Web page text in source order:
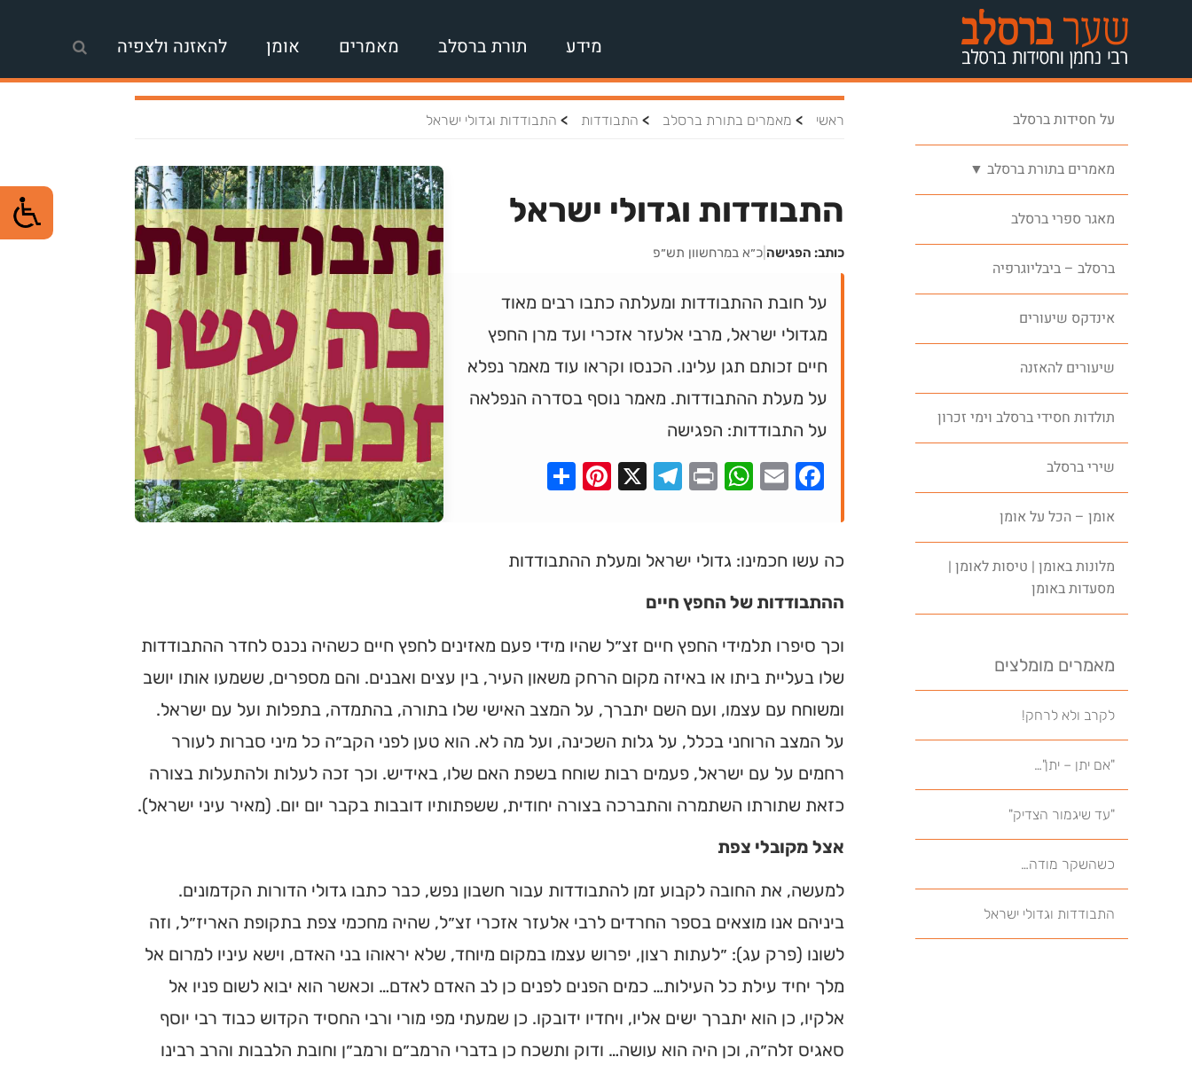
מידע תורת ברסלב מאמרים אומן להאזנה ולצפיה
על חסידות ברסלב
מאמרים בתורת ברסלב ▼
מאגר ספרי ברסלב
ברסלב – ביבליוגרפיה
אינדקס שיעורים
שיעורים להאזנה
תולדות חסידי ברסלב וימי זכרון
שירי ברסלב
אומן – הכל על אומן
מלונות באומן | טיסות לאומן |
מסעדות באומן
מאמרים מומלצים
לקרב ולא לרחק!
"אם יתן – יתן"…
"עד שיגמור הצדיק"
כשהשקר מודה…
התבודדות וגדולי ישראל
ראשי > מאמרים בתורת ברסלב > התבודדות > התבודדות וגדולי ישראל
התבודדות וגדולי ישראל
כותב: הפגישה כ״א במרחשוון תש״פ
על חובת ההתבודדות ומעלתה כתבו רבים מאוד
מגדולי ישראל, מרבי אלעזר אזכרי ועד מרן החפץ
חיים זכותם תגן עלינו. הכנסו וקראו עוד מאמר נפלא
על מעלת ההתבודדות. מאמר נוסף בסדרה הנפלאה
על התבודדות: הפגישה
Facebook
Email
WhatsApp
Print
Telegram
X
Pinterest
כה עשו חכמינו: גדולי ישראל ומעלת ההתבודדות
ההתבודדות של החפץ חיים
וכך סיפרו תלמידי החפץ חיים זצ״ל שהיו מידי פעם מאזינים לחפץ חיים כשהיה נכנס לחדר ההתבודדות
שלו בעליית ביתו או באיזה מקום הרחק משאון העיר, בין עצים ואבנים. והם מספרים, ששמעו אותו יושב
ומשוחח עם עצמו, ועם השם יתברך, על המצב האישי שלו בתורה, בהתמדה, בתפלות ועל עם ישראל.
על המצב הרוחני בכלל, על גלות השכינה, ועל מה לא. הוא טען לפני הקב״ה כל מיני סברות לעורר
רחמים על עם ישראל, פעמים רבות שוחח בשפת האם שלו, באידיש. וכך זכה לעלות ולהתעלות בצורה
כזאת שתורתו השתמרה והתברכה בצורה יחודית, ששפתותיו דובבות בקבר יום יום. (מאיר עיני ישראל).
אצל מקובלי צפת
למעשה, את החובה לקבוע זמן להתבודדות עבור חשבון נפש, כבר כתבו גדולי הדורות הקדמונים.
ביניהם אנו מוצאים בספר החרדים לרבי אלעזר אזכרי זצ״ל, שהיה מחכמי צפת בתקופת האריז״ל, וזה
לשונו (פרק עג): ״לעתות רצון, יפרוש עצמו במקום מיוחד, שלא יראוהו בני האדם, וישא עיניו למרום אל
מלך יחיד עילת כל העילות… כמים הפנים לפנים כן לב האדם לאדם… וכאשר הוא יבוא לשום פניו אל
אלקיו, כן הוא יתברך ישים אליו, ויחדיו ידובקו. כן שמעתי מפי מורי ורבי החסיד הקדוש כבוד רבי יוסף
סאגיס זלה״ה, וכן היה הוא עושה… ודוק ותשכח כן בדברי הרמב״ם ורמב״ן וחובת הלבבות והרב רבינו